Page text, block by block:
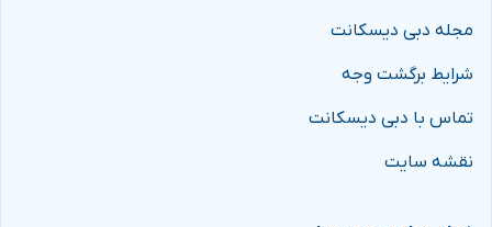
مجله دبی دیسکانت
شرایط برگشت وجه
تماس با دبی دیسکانت
نقشه سایت